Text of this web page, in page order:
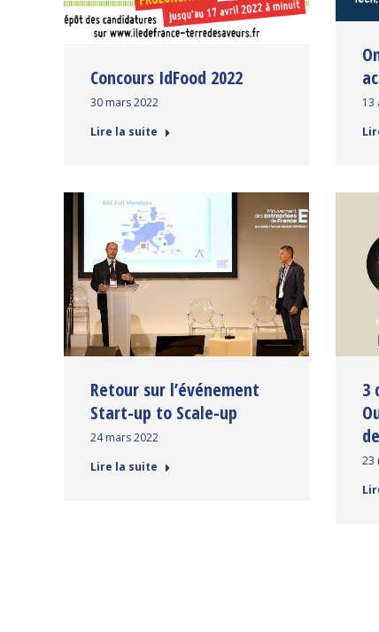
13
Concours IdFood 2022
30 mars 2022
Lire la suite
Retour sur l’événement
Start-up to Scale-up
24 mars 2022
Lire la suite
3
23